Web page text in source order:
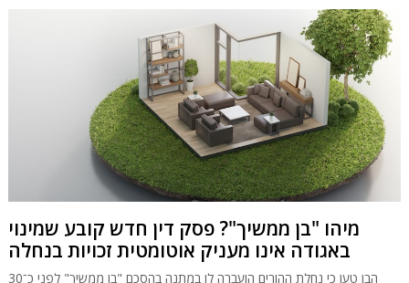
מיהו "בן ממשיך"? פסק דין חדש קובע שמינוי
באגודה אינו מעניק אוטומטית זכויות בנחלה
הבן טען כי נחלת ההורים הועברה לו במתנה בהסכם "בן ממשיך" לפני כ־30